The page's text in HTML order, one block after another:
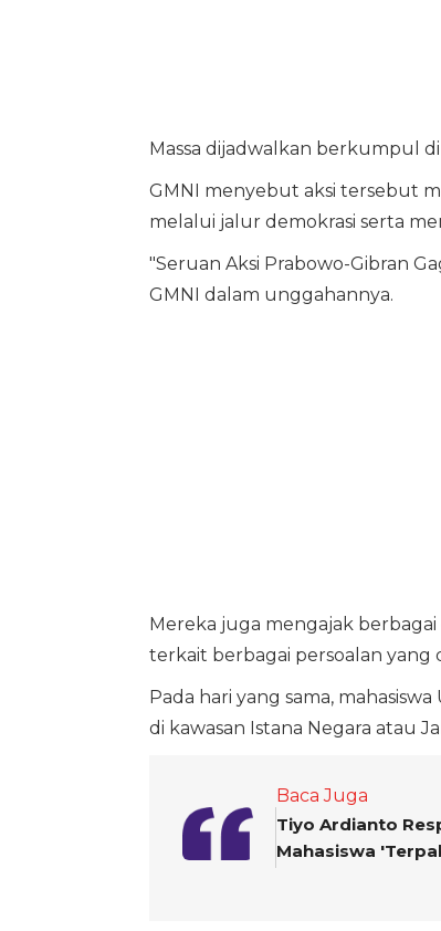
Massa dijadwalkan berkumpul
GMNI menyebut aksi tersebut
melalui jalur demokrasi serta
"Seruan Aksi Prabowo-Gibran
GMNI dalam unggahannya.
Mereka juga mengajak
terkait berbagai persoalan yang
Pada hari yang sama,
di kawasan Istana Negara atau
Baca Juga
Tiyo Ardianto
Mahasiswa